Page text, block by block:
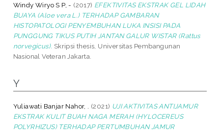
Windy Wiryo S P, - (2017) EFEKTIVITAS EKSTRAK GEL LIDAH
BUAYA (Aloe vera L.) TERHADAP GAMBARAN
HISTOPATOLOGI PENYEMBUHAN LUKA INSISI PADA
PUNGGUNG TIKUS PUTIH JANTAN GALUR WISTAR (Rattus
norvegicus). Skripsi thesis, Universitas Pembangunan
Nasional Veteran Jakarta.
Y
Yuliawati Banjar Nahor, . (2021) UJI AKTIVITAS ANTIJAMUR
EKSTRAK KULIT BUAH NAGA MERAH (HYLOCEREUS
POLYRHIZUS) TERHADAP PERTUMBUHAN JAMUR